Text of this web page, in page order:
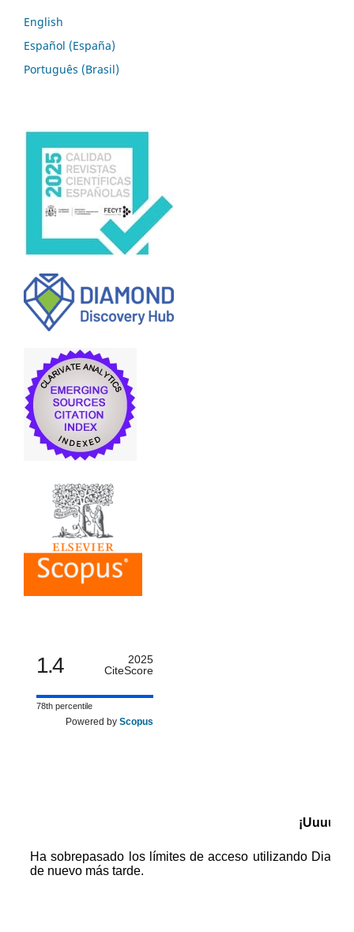
English
Español (España)
Português (Brasil)
1.4
2025
CiteScore
78th percentile
Powered by Scopus